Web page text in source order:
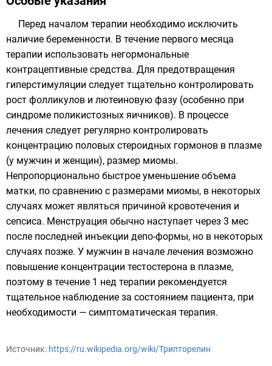
Перед началом терапии необходимо исключить
наличие беременности. В течение первого месяца
терапии использовать негормональные
контрацептивные средства. Для предотвращения
гиперстимуляции следует тщательно контролировать
рост фолликулов и лютеиновую фазу (особенно при
синдроме поликистозных яичников). В процессе
лечения следует регулярно контролировать
концентрацию половых стероидных гормонов в плазме
(у мужчин и женщин), размер миомы.
Непропорционально быстрое уменьшение объема
матки, по сравнению с размерами миомы, в некоторых
случаях может являться причиной кровотечения и
сепсиса. Менструация обычно наступает через 3 мес
после последней инъекции депо-формы, но в некоторых
случаях позже. У мужчин в начале лечения возможно
повышение концентрации тестостерона в плазме,
поэтому в течение 1 нед терапии рекомендуется
тщательное наблюдение за состоянием пациента, при
необходимости — симптоматическая терапия.
Источник: https://ru.wikipedia.org/wiki/Трипторелин